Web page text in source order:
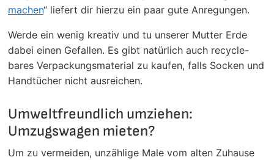
machen“ liefert dir hierzu ein paar gute Anregungen.
Werde ein wenig kreativ und tu unserer Mutter Erde
dabei einen Gefallen. Es gibt natürlich auch recycle-
bares Verpackungsmaterial zu kaufen, falls Socken und
Handtücher nicht ausreichen.
Umweltfreundlich umziehen:
Umzugswagen mieten?
Um zu vermeiden, unzählige Male vom alten Zuhause